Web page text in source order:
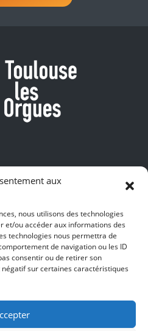
aux
nous utilisons des technologies
et/ou accéder aux informations des
technologies nous permettra de
de navigation ou les ID
consentir ou de retirer son
sur certaines caractéristiques